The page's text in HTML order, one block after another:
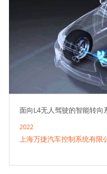
面向L4无人驾驶的智能转
2022
上海万捷汽车控制系统有限